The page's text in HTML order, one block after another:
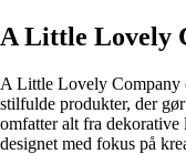
A Little Lovely
A Little Lovely Company
stilfulde produkter, der
omfatter alt fra dekorative
designet med fokus på